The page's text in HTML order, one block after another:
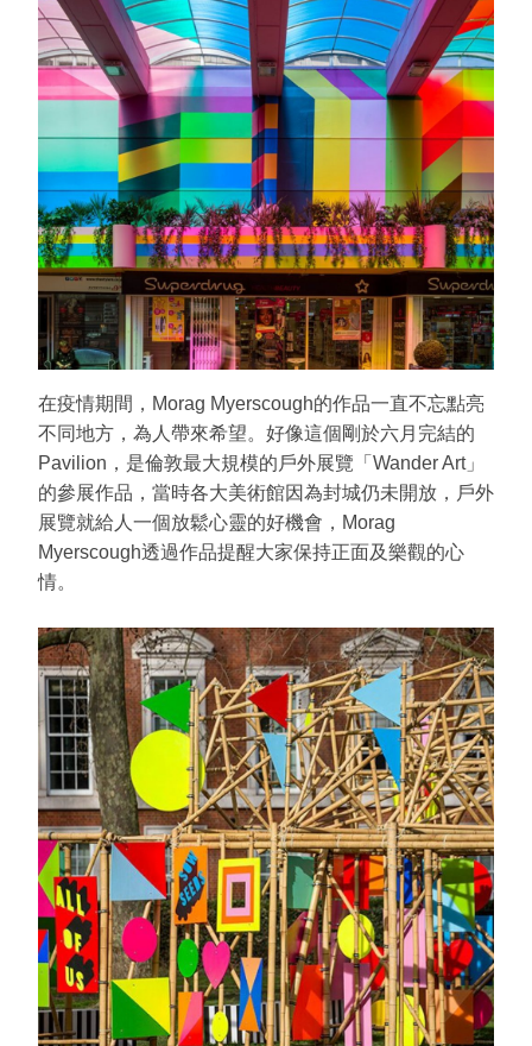
在疫情期間，Morag Myerscough的作品一直不忘點亮
不同地方，為人帶來希望。好像這個剛於六月完結的
Pavilion，是倫敦最大規模的戶外展覽「Wander Art」
的參展作品，當時各大美術館因為封城仍未開放，戶外
展覽就給人一個放鬆心靈的好機會，Morag
Myerscough透過作品提醒大家保持正面及樂觀的心
情。